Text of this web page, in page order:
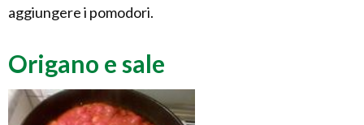
aggiungere i pomodori.
Origano e sale